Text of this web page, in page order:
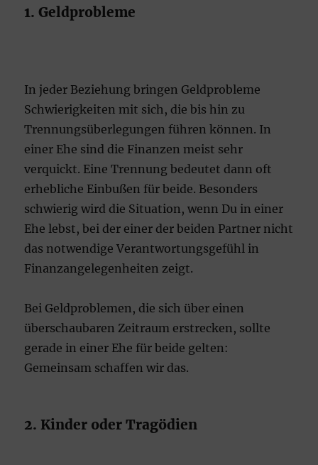
1. Geldprobleme
In jeder Beziehung bringen Geldprobleme
Schwierigkeiten mit sich, die bis hin zu
Trennungsüberlegungen führen können. In
einer Ehe sind die Finanzen meist sehr
verquickt. Eine Trennung bedeutet dann oft
erhebliche Einbußen für beide. Besonders
schwierig wird die Situation, wenn Du in einer
Ehe lebst, bei der einer der beiden Partner nicht
das notwendige Verantwortungsgefühl in
Finanzangelegenheiten zeigt.
Bei Geldproblemen, die sich über einen
überschaubaren Zeitraum erstrecken, sollte
gerade in einer Ehe für beide gelten:
Gemeinsam schaffen wir das.
2. Kinder oder Tragödien